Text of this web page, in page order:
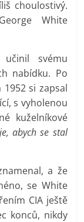
choulostivý.
White
svému
nabídku. Po
si zapsal
s vyholenou
kuželníkové
abych se stal
a že
se White
CIA ještě
konců, nikdy